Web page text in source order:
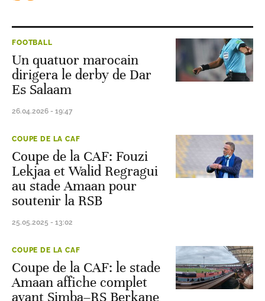
FOOTBALL
Un quatuor marocain
dirigera le derby de Dar
Es Salaam
26.04.2026 - 19:47
COUPE DE LA CAF
Coupe de la CAF: Fouzi
Lekjaa et Walid Regragui
au stade Amaan pour
soutenir la RSB
25.05.2025 - 13:02
COUPE DE LA CAF
Coupe de la CAF: le stade
Amaan affiche complet
avant Simba–RS Berkane